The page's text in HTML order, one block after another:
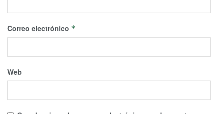
Correo electrónico *
Web